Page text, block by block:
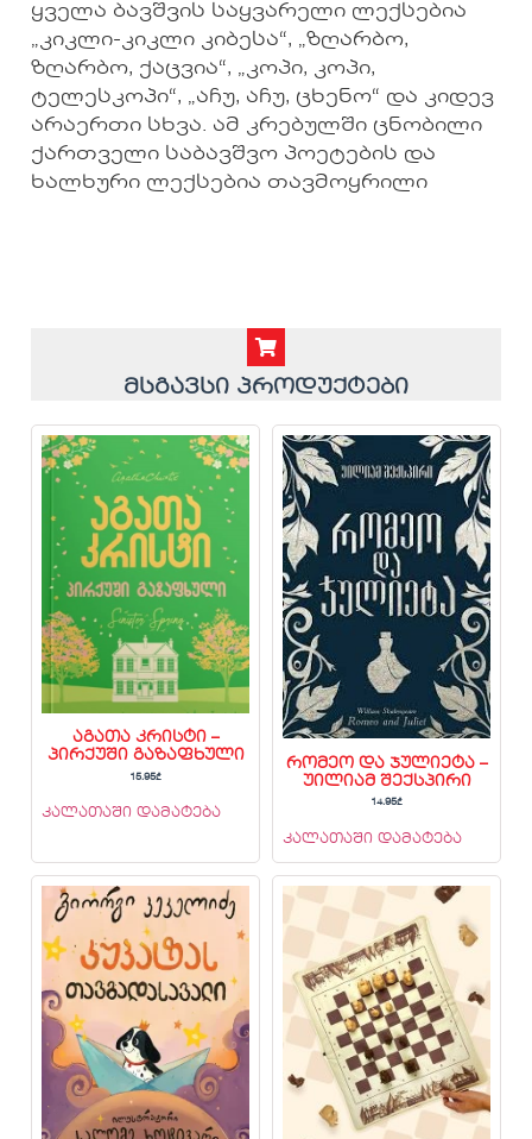
ყველა ბავშვის საყვარელი ლექსებია
„კიკლი-კიკლი კიბესა“, „ზღარბო,
ზღარბო, ქაცვია“, „კოპი, კოპი,
ტელესკოპი“, „აჩუ, აჩუ, ცხენო“ და კიდევ
არაერთი სხვა. ამ კრებულში ცნობილი
ქართველი საბავშვო პოეტების და
ხალხური ლექსებია თავმოყრილი
მსგავსი პროდუქტები
აგათა კრისტი –
პირქუში გაზაფხული
15.95₾
კალათაში დამატება
რომეო და ჯულიეტა –
უილიამ შექსპირი
14.95₾
კალათაში დამატება